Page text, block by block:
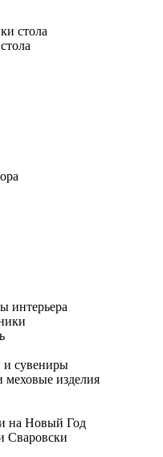
стола
интерьера
и сувениры
изделия
на Новый Год
Сваровски